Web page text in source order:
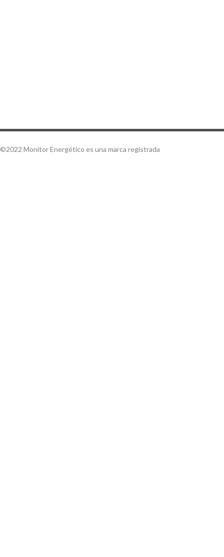
©2022 Monitor Energético es una marca registrada